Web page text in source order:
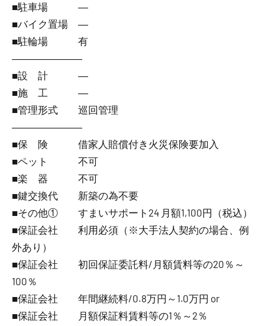
■駐車場 ―
■バイク置場 ―
■駐輪場 有
―――――――
■設 計 ―
■施 工 ―
■管理形式 巡回管理
―――――――
■保 険 借家人賠償付き火災保険要加入
■ペット 不可
■楽 器 不可
■鍵交換代 新築の為不要
■その他① すまいサポート24 月額1,100円（税込）
■保証会社 利用必須（※大手法人契約の場合、例
外あり）
■保証会社 初回保証委託料/月額賃料等の20％～
100％
■保証会社 年間継続料/0.8万円～1.0万円 or
■保証会社 月額保証料賃料等の1％～2％